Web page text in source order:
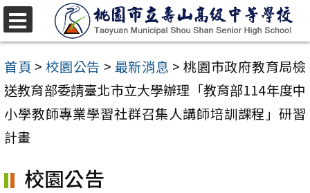
跳
至
主
要
內
容
首頁 > 校園公告 > 最新消息 > 桃園市政府教育局檢
送教育部委請臺北市立大學辦理「教育部114年度中
小學教師專業學習社群召集人講師培訓課程」研習
計畫
校園公告
選
單